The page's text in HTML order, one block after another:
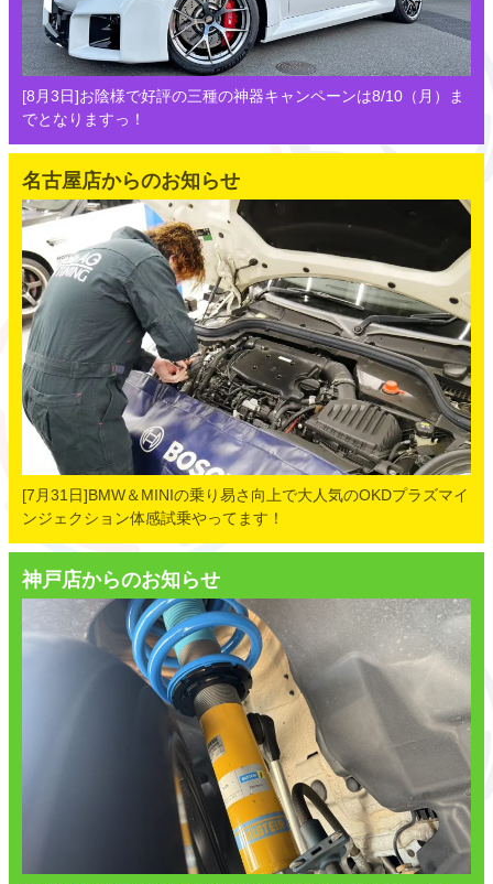
[8月3日]お陰様で好評の三種の神器キャンペーンは8/10（月）ま
でとなりますっ！
名古屋店からのお知らせ
[7月31日]BMW＆MINIの乗り易さ向上で大人気のOKDプラズマイ
ンジェクション体感試乗やってます！
神戸店からのお知らせ